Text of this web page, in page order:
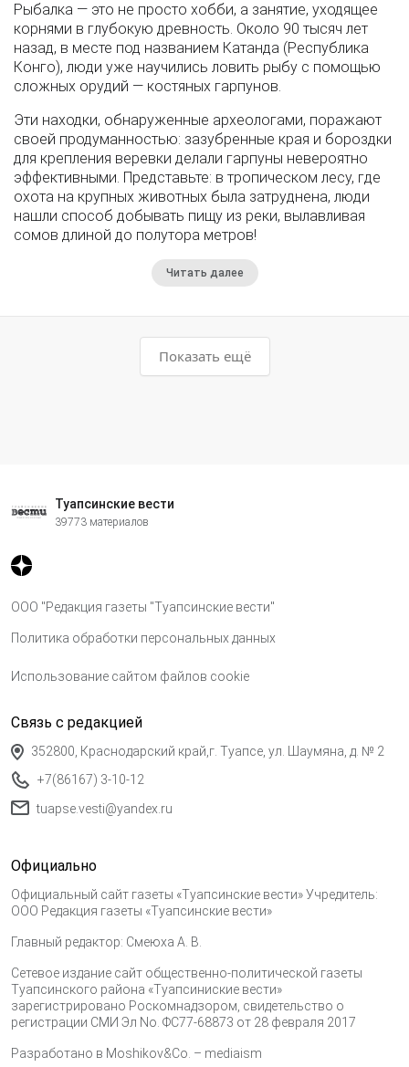
Рыбалка — это не просто хобби, а занятие, уходящее
корнями в глубокую древность. Около 90 тысяч лет
назад, в месте под названием Катанда (Республика
Конго), люди уже научились ловить рыбу с помощью
сложных орудий — костяных гарпунов.
Эти находки, обнаруженные археологами, поражают
своей продуманностью: зазубренные края и бороздки
для крепления веревки делали гарпуны невероятно
эффективными. Представьте: в тропическом лесу, где
охота на крупных животных была затруднена, люди
нашли способ добывать пищу из реки, вылавливая
сомов длиной до полутора метров!
Читать далее
Показать ещё
Туапсинские вести
39773 материалов
ООО "Редакция газеты "Туапсинские вести"
Политика обработки персональных данных
Использование сайтом файлов cookie
Связь с редакцией
352800, Краснодарский край,г. Туапсе, ул. Шаумяна, д. № 2
+7(86167) 3-10-12
tuapse.vesti@yandex.ru
Официально
Официальный сайт газеты «Туапсинские вести» Учредитель:
ООО Редакция газеты «Туапсинские вести»
Главный редактор: Смеюха А. В.
Сетевое издание сайт общественно-политической газеты
Туапсинского района «Туапсиниские вести»
зарегистрировано Роскомнадзором, свидетельство о
регистрации СМИ Эл No. ФС77-68873 от 28 февраля 2017
Разработано в Moshikov&Co. – mediaism